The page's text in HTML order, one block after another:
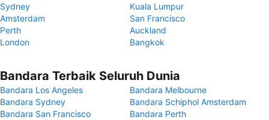
Sydney
Kuala Lumpur
Amsterdam
San Francisco
Perth
Auckland
London
Bangkok
Bandara Terbaik Seluruh Dunia
Bandara Los Angeles
Bandara Melbourne
Bandara Sydney
Bandara Schiphol Amsterdam
Bandara San Francisco
Bandara Perth